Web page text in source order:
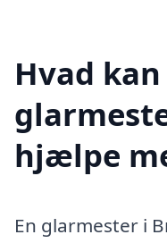
Hvad
hjælpe
En glarmester i